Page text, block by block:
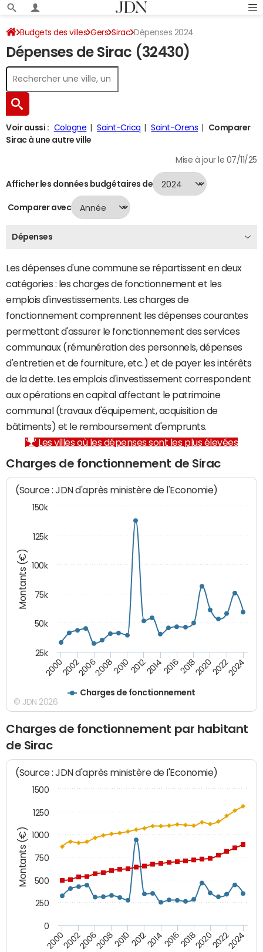
Budgets des villes Gers Sirac Dépenses 2024
Dépenses de Sirac (32430)
Voir aussi : Cologne Saint-Cricq Saint-Orens
Comparer
Sirac à une autre ville
Mise à jour le 07/11/25
Afficher les données budgétaires de
Comparer avec
Dépenses
Les dépenses d'une commune se répartissent en deux
catégories : les charges de fonctionnement et les
emplois d'investissements. Les charges de
fonctionnement comprennent les dépenses courantes
permettant d'assurer le fonctionnement des services
communaux (rémunération des personnels, dépenses
d'entretien et de fourniture, etc.) et de payer les intérêts
de la dette. Les emplois d'investissement correspondent
aux opérations en capital affectant le patrimoine
communal (travaux d'équipement, acquisition de
bâtiments) et le remboursement d'emprunts.
Les villes où les dépenses sont les plus élevées
Charges de fonctionnement de Sirac
Montants (€)
(Source : JDN d'après ministère de l'Economie)
Charges de fonctionnement
200020022006200820102012201420162018202020222024
25k
50k
75k
100k
125k
150k
© JDN 2026
Charges de fonctionnement par habitant
de Sirac
Montants (€)
(Source : JDN d'après ministère de l'Economie)
200020022006200820102012201420162018202020222024
0
250
500
750
1000
1250
1500